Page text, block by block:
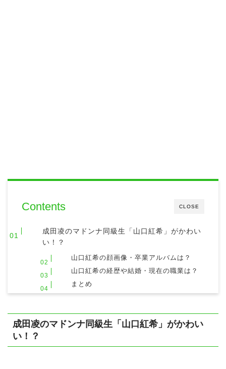
CLOSE
Contents
成田凌のマドンナ同級生「山口紅希」がかわい
い！？
山口紅希の顔画像・卒業アルバムは？
山口紅希の経歴や結婚・現在の職業は？
まとめ
成田凌のマドンナ同級生「山口紅希」がかわい
い！？